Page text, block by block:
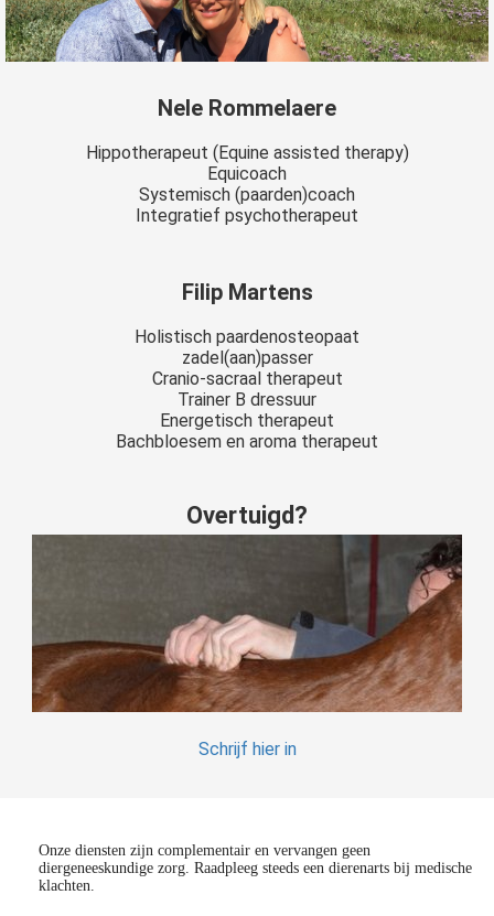
Nele Rommelaere
Hippotherapeut (Equine assisted therapy)
Equicoach
Systemisch (paarden)coach
Integratief psychotherapeut
Filip Martens
Holistisch paardenosteopaat
zadel(aan)passer
Cranio-sacraal therapeut
Trainer B dressuur
Energetisch therapeut
Bachbloesem en aroma therapeut
Overtuigd?
Schrijf hier in
Onze diensten zijn complementair en vervangen geen
diergeneeskundige zorg. Raadpleeg steeds een dierenarts bij medische
klachten.